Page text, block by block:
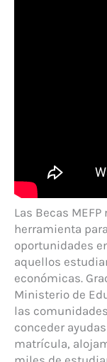
Las Becas
herramienta
oportunidades
aquellos
económicas.
Ministerio de
las
conceder
matrícula,